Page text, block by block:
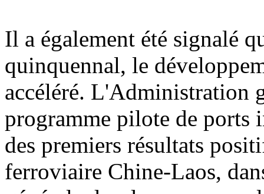
Il a également été signalé
quinquennal, le
accéléré. L'Administration
programme pilote de ports
des premiers résultats
ferroviaire Chine-Laos,